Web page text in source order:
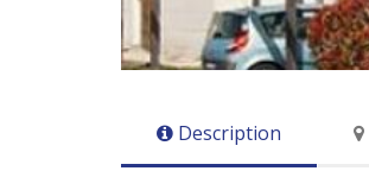
Description